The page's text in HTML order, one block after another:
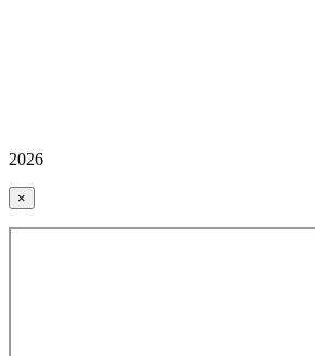
2026
×